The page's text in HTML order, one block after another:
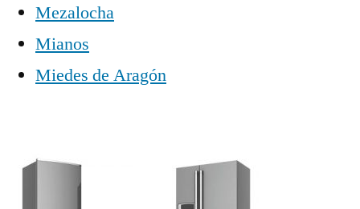
Mezalocha
Mianos
Miedes de Aragón